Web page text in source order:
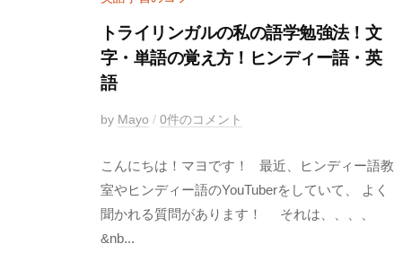
トライリンガルの私の語学勉強法！文
字・単語の覚え方！ヒンディー語・英
語
2
1
8
年
7
by Mayo / 0件のコメント
こんにちは！マヨです！ 最近、ヒンディー語教
室やヒンディー語のYouTuberをしていて、 よく
聞かれる質問があります！ それは、、、、
&nb...